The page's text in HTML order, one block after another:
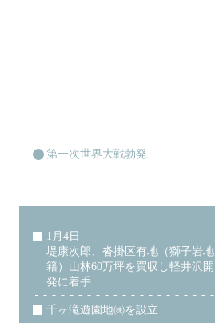
第一次世界大戦勃発
1月4日
堤康次郎、沓掛区有地（獅子岩地
籍）山林60万坪を買収し軽井沢開
発に着手
千ヶ滝遊園地㈱を設立